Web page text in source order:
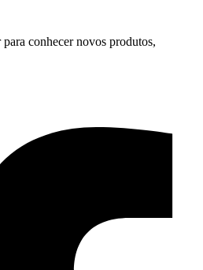
conhecer novos produtos,